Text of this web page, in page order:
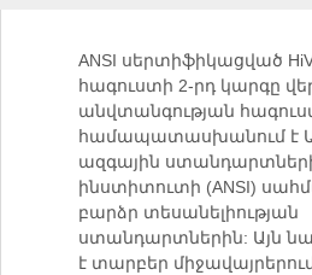
ANSI սերտիֆիկացված
հագուստի 2-րդ կարգը
անվտանգության
համապատասխանում է
ազգային
ինստիտուտի (ANSI)
բարձր տեսանելիության
ստանդարտներին: Այն
է տարբեր